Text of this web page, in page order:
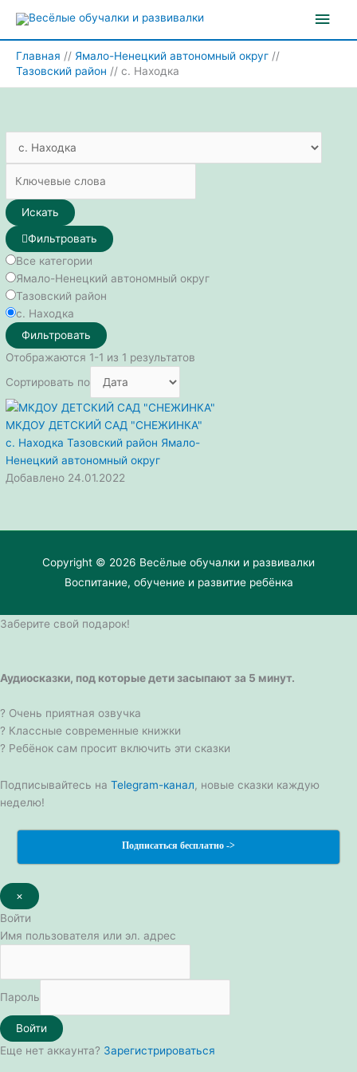
содержимому
Главная
Ямало-Ненецкий автономный округ
Тазовский район
с. Находка
Искать
Фильтровать
Все категории
Ямало-Ненецкий автономный округ
Тазовский район
с. Находка
Фильтровать
Отображаются 1-1 из 1 результатов
Сортировать по
МКДОУ ДЕТСКИЙ САД "СНЕЖИНКА"
с. Находка Тазовский район Ямало-
Ненецкий автономный округ
Добавлено 24.01.2022
Copyright © 2026 Весёлые обучалки и развивалки
Воспитание, обучение и развитие ребёнка
Заберите свой подарок!
Аудиосказки, под которые дети засыпают за 5 минут.
? Очень приятная озвучка
? Классные современные книжки
? Ребёнок сам просит включить эти сказки
Подписывайтесь на Telegram-канал, новые сказки каждую
неделю!
Подписаться бесплатно ->
×
Войти
Имя пользователя или эл. адрес
Пароль
Войти
Еще нет аккаунта? Зарегистрироваться